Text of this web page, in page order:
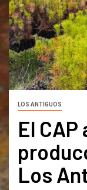
LOS ANTIGUOS
El
Los